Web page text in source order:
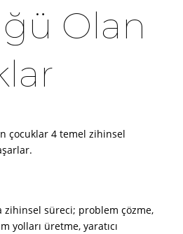
Olan
çocuklar 4 temel zihinsel
zihinsel süreci; problem çözme,
yolları üretme, yaratıcı